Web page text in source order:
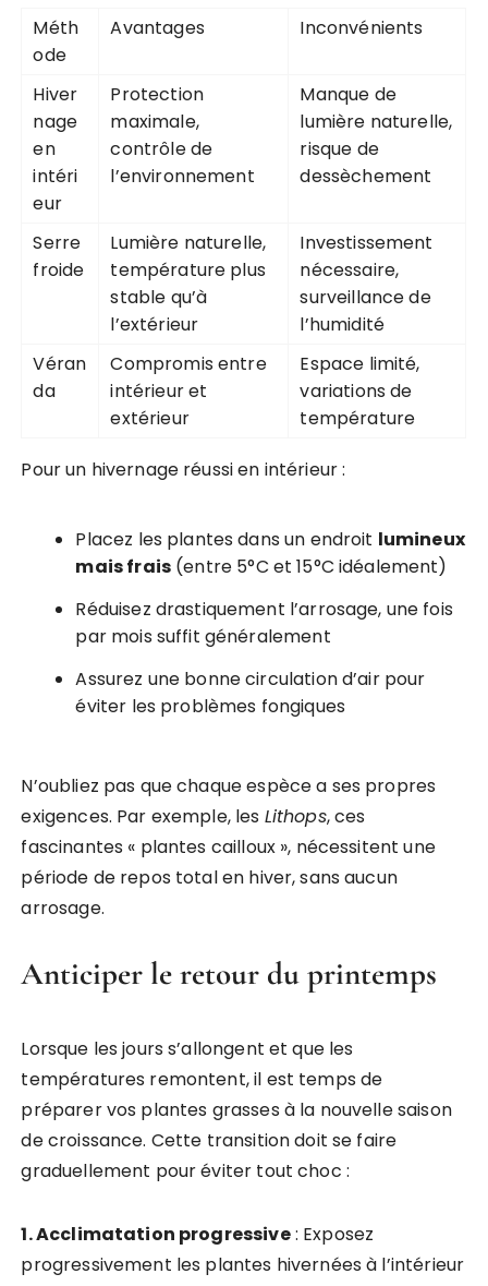
Méth
ode
Avantages Inconvénients
Hiver
nage
en
intéri
eur
Protection
maximale,
contrôle de
l’environnement
Manque de
lumière naturelle,
risque de
dessèchement
Serre
froide
Lumière naturelle,
température plus
stable qu’à
l’extérieur
Investissement
nécessaire,
surveillance de
l’humidité
Véran
da
Compromis entre
intérieur et
extérieur
Espace limité,
variations de
température
Pour un hivernage réussi en intérieur :
Placez les plantes dans un endroit lumineux
mais frais (entre 5°C et 15°C idéalement)
Réduisez drastiquement l’arrosage, une fois
par mois suffit généralement
Assurez une bonne circulation d’air pour
éviter les problèmes fongiques
N’oubliez pas que chaque espèce a ses propres
exigences. Par exemple, les Lithops, ces
fascinantes « plantes cailloux », nécessitent une
période de repos total en hiver, sans aucun
arrosage.
Anticiper le retour du printemps
Lorsque les jours s’allongent et que les
températures remontent, il est temps de
préparer vos plantes grasses à la nouvelle saison
de croissance. Cette transition doit se faire
graduellement pour éviter tout choc :
1. Acclimatation progressive: Exposez
progressivement les plantes hivernées à l’intérieur